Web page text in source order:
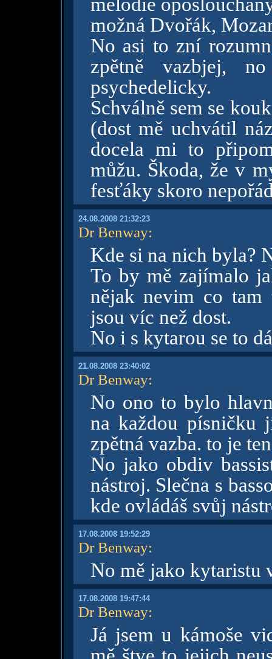
možná Dvořák,
No asi to zní
zpětně vazbjej,
psychedelicky.
Schválně sem se
(dost mě uchvátil
docela mi to
můžu. Škoda, že v
fesťáky skoro
24.08.2008 21:32:23
Dr Benway:
Kde si na nich byla?
To by mě zajímalo
nějak nevim co
jsou víc než dost.
No i s kytarou se to
21.08.2008 23:40:02
Dr Benway:
No ono to bylo
na každou písničku
zpětná vazba. to je
No jako obdiv
nástroj. Slečna s
kde ovládáš svůj
17.08.2008 19:52:29
Dr Benway:
No mě jako kytaristu
17.08.2008 19:47:44
Dr Benway:
Já jsem u kámoše